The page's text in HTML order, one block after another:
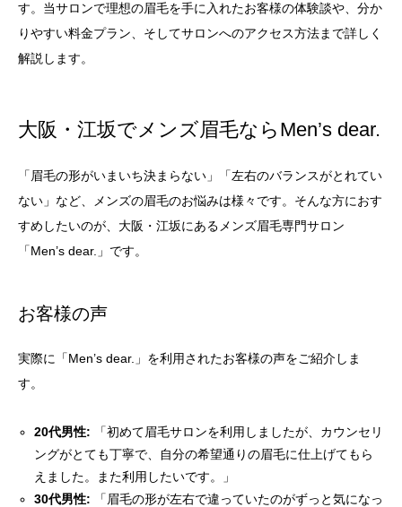
す。当サロンで理想の眉毛を手に入れたお客様の体験談や、分か
りやすい料金プラン、そしてサロンへのアクセス方法まで詳しく
解説します。
大阪・江坂でメンズ眉毛ならMen’s dear.
「眉毛の形がいまいち決まらない」「左右のバランスがとれてい
ない」など、メンズの眉毛のお悩みは様々です。そんな方におす
すめしたいのが、大阪・江坂にあるメンズ眉毛専門サロン
「Men’s dear.」です。
お客様の声
実際に「Men’s dear.」を利用されたお客様の声をご紹介しま
す。
20代男性: 「初めて眉毛サロンを利用しましたが、カウンセリ
ングがとても丁寧で、自分の希望通りの眉毛に仕上げてもら
えました。また利用したいです。」
30代男性: 「眉毛の形が左右で違っていたのがずっと気になっ